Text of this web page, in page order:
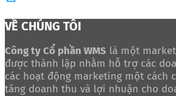
VỀ CHÚNG TÔI
Công ty Cổ phần WMS là một
được thành lập nhằm hỗ trợ các
các hoạt động marketing một cách
tăng doanh thu và lợi nhuận cho